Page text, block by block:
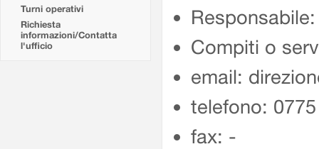
Turni operativi
Richiesta
informazioni/Contatta
l'ufficio
Compiti o
email:
telefono:
fax: -